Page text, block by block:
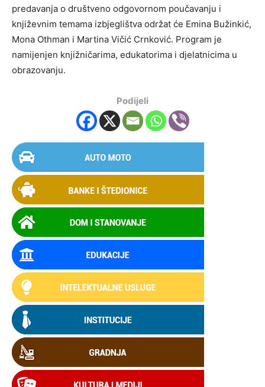
predavanja o društveno odgovornom poučavanju i
književnim temama izbjeglištva održat će Emina Bužinkić,
Mona Othman i Martina Vičić Crnković. Program je
namijenjen knjižničarima, edukatorima i djelatnicima u
obrazovanju.
Podijeli